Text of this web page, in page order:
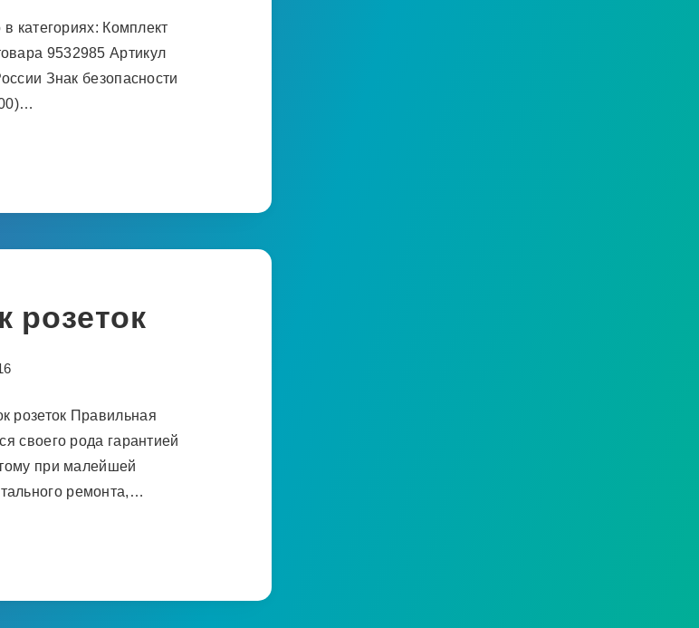
категориях: Комплект
9532985 Артикул
Знак безопасности
розеток
розеток Правильная
своего рода гарантией
при малейшей
ремонта,…